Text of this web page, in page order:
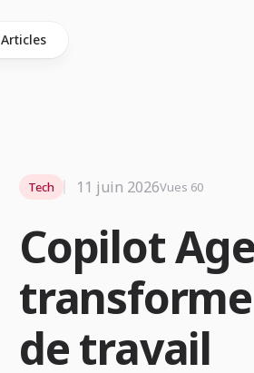
Articles
Copilot
de travail
Tech 11 juin 2026Vues 60